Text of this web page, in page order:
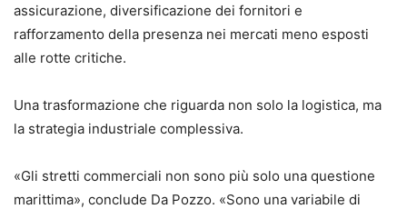
assicurazione, diversificazione dei fornitori e
rafforzamento della presenza nei mercati meno esposti
alle rotte critiche.
Una trasformazione che riguarda non solo la logistica, ma
la strategia industriale complessiva.
«Gli stretti commerciali non sono più solo una questione
marittima», conclude Da Pozzo. «Sono una variabile di